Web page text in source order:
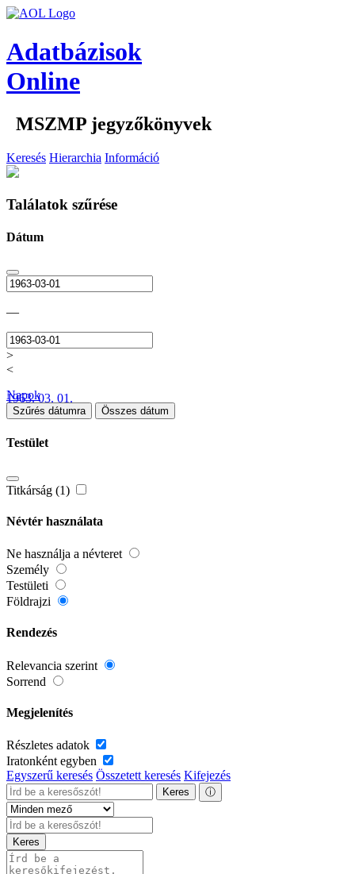
Adatbázisok
Online
MSZMP jegyzőkönyvek
Keresés Hierarchia Információ
Találatok szűrése
Dátum
—
>
<
1963. 03. 01.
Napok
Szűrés dátumra Összes dátum
Testület
Titkárság (1)
Névtér használata
Ne használja a névteret
Személy
Testületi
Földrajzi
Rendezés
Relevancia szerint
Sorrend
Megjelenítés
Részletes adatok
Iratonként egyben
Egyszerű keresés Összetett keresés Kifejezés
Keres ⓘ
Keres